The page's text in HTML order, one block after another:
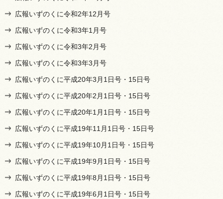
広報いずのくに令和2年12月号
広報いずのくに令和3年1月号
広報いずのくに令和3年2月号
広報いずのくに令和3年3月号
広報いずのくに平成20年3月1日号・15日号
広報いずのくに平成20年2月1日号・15日号
広報いずのくに平成20年1月1日号・15日号
広報いずのくに平成19年11月1日号・15日号
広報いずのくに平成19年10月1日号・15日号
広報いずのくに平成19年9月1日号・15日号
広報いずのくに平成19年8月1日号・15日号
広報いずのくに平成19年6月1日号・15日号